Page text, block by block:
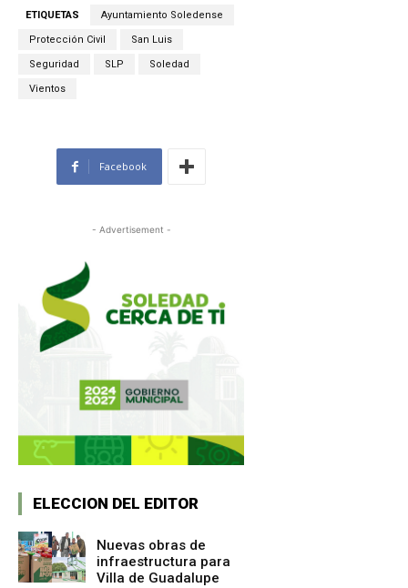
ETIQUETAS Ayuntamiento Soledense
Protección Civil San Luis
Seguridad SLP Soledad
Vientos
Facebook
- Advertisement -
ELECCION DEL EDITOR
Nuevas obras de
infraestructura para
Villa de Guadalupe